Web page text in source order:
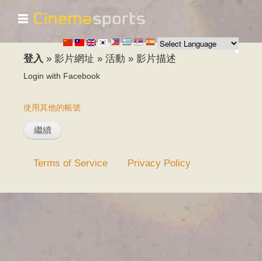
移
至
主
☰
登入 » 影片網址 » 活動 » 影片描述
Login with Facebook
使用其他的帳號
Terms of Service Privacy Policy